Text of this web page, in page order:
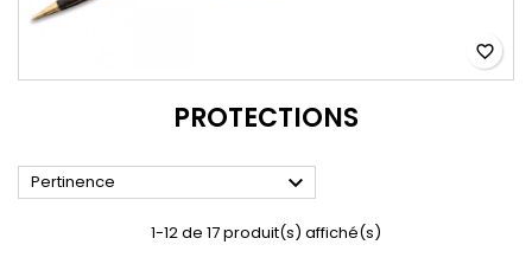
favorite_border
PROTECTIONS
Pertinence 
1-12 de 17 produit(s) affiché(s)